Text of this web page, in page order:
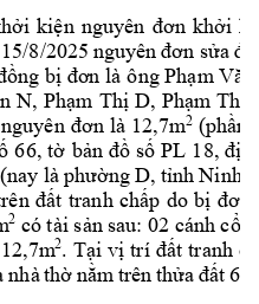
kiện nguyên đơn khởi ki
8/2025 nguyên đơn sửa
bị đơn là ông Phạm Văn
N, Phạm Thị D, Phạm Thị
nguyên đơn là 12,7m2 (phần
66, tờ bản đồ số PL 18, địa
(nay là phường D, tỉnh Ninh
đất tranh chấp do bị đơn
2 có tài sản sau: 02 cánh
2,7m2. Tại vị trí đất tranh
nhà thờ nằm trên thửa đất